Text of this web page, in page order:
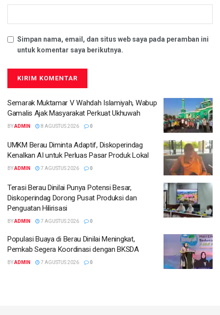
Simpan nama, email, dan situs web saya pada peramban ini
untuk komentar saya berikutnya.
Semarak Muktamar V Wahdah Islamiyah, Wabup
Gamalis Ajak Masyarakat Perkuat Ukhuwah
BYADMIN 8 AGUSTUS 2026 0
UMKM Berau Diminta Adaptif, Diskoperindag
Kenalkan AI untuk Perluas Pasar Produk Lokal
BYADMIN 7 AGUSTUS 2026 0
Terasi Berau Dinilai Punya Potensi Besar,
Diskoperindag Dorong Pusat Produksi dan
Penguatan Hilirisasi
BYADMIN 7 AGUSTUS 2026 0
Populasi Buaya di Berau Dinilai Meningkat,
Pemkab Segera Koordinasi dengan BKSDA
BYADMIN 7 AGUSTUS 2026 0